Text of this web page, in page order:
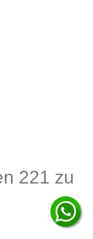
221 zu